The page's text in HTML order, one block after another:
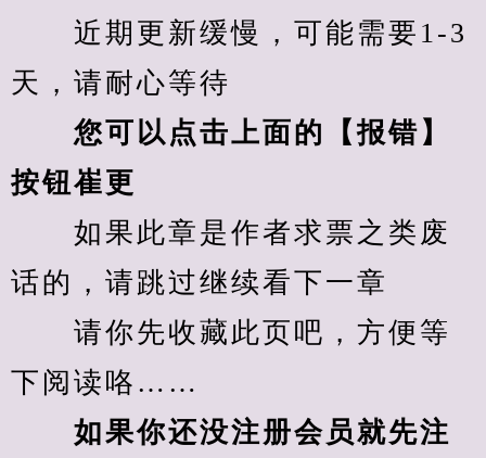
近期更新缓慢，可能需要1-3
天，请耐心等待
您可以点击上面的【报错】
按钮崔更
如果此章是作者求票之类废
话的，请跳过继续看下一章
请你先收藏此页吧，方便等
下阅读咯……
如果你还没注册会员就先注